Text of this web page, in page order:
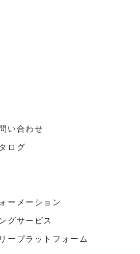
い合わせ
ログ
ーメーション
グサービス
ープラットフォーム